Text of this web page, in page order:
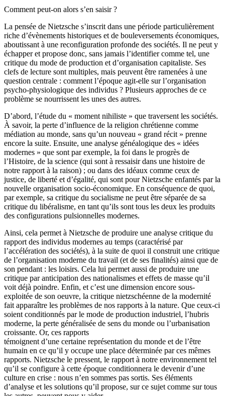
Comment peut-on alors s’en saisir ?
La pensée de Nietzsche s’inscrit dans une période particulièrement
riche d’évènements historiques et de bouleversements économiques,
aboutissant à une reconfiguration profonde des sociétés. Il ne peut y
échapper et propose donc, sans jamais l’identifier comme tel, une
critique du mode de production et d’organisation capitaliste. Ses
clefs de lecture sont multiples, mais peuvent être ramenées à une
question centrale : comment l’époque agit-elle sur l’organisation
psycho-physiologique des individus ? Plusieurs approches de ce
problème se nourrissent les unes des autres.
D’abord, l’étude du « moment nihiliste » que traversent les sociétés.
À savoir, la perte d’influence de la religion chrétienne comme
médiation au monde, sans qu’un nouveau « grand récit » prenne
encore la suite. Ensuite, une analyse généalogique des « idées
modernes » que sont par exemple, la foi dans le progrès de
l’Histoire, de la science (qui sont à ressaisir dans une histoire de
notre rapport à la raison) ; ou dans des idéaux comme ceux de
justice, de liberté et d’égalité, qui sont pour Nietzsche enfantés par la
nouvelle organisation socio-économique. En conséquence de quoi,
par exemple, sa critique du socialisme ne peut être séparée de sa
critique du libéralisme, en tant qu’ils sont tous les deux les produits
des configurations pulsionnelles modernes.
Ainsi, cela permet à Nietzsche de produire une analyse critique du
rapport des individus modernes au temps (caractérisé par
l’accélération des sociétés), à la suite de quoi il construit une critique
de l’organisation moderne du travail (et de ses finalités) ainsi que de
son pendant : les loisirs. Cela lui permet aussi de produire une
critique par anticipation des nationalismes et effets de masse qu’il
voit déjà poindre. Enfin, et c’est une dimension encore sous-
exploitée de son oeuvre, la critique nietzschéenne de la modernité
fait apparaître les problèmes de nos rapports à la nature. Que ceux-ci
soient conditionnés par le mode de production industriel, l’hubris
moderne, la perte généralisée de sens du monde ou l’urbanisation
croissante. Or, ces rapports
témoignent d’une certaine représentation du monde et de l’être
humain en ce qu’il y occupe une place déterminée par ces mêmes
rapports. Nietzsche le pressent, le rapport à notre environnement tel
qu’il se configure à cette époque conditionnera le devenir d’une
culture en crise : nous n’en sommes pas sortis. Ses éléments
d’analyse et les solutions qu’il propose, sur ce sujet comme sur tous